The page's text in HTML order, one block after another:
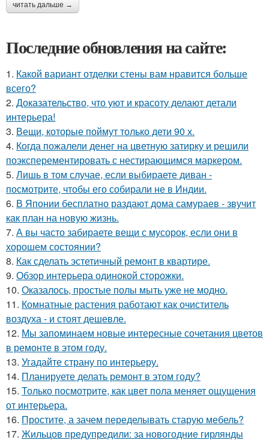
читать дальше →
Последние обновления на сайте:
1. Какой вариант отделки стены вам нравится больше
всего?
2. Доказательство, что уют и красоту делают детали
интерьера!
3. Вещи, которые поймут только дети 90 х.
4. Когда пожалели денег на цветную затирку и решили
поэксперементировать с нестирающимся маркером.
5. Лишь в том случае, если выбираете диван -
посмотрите, чтобы его собирали не в Индии.
6. В Японии бесплатно раздают дома самураев - звучит
как план на новую жизнь.
7. А вы часто забираете вещи с мусорок, если они в
хорошем состоянии?
8. Как сделать эстетичный ремонт в квартире.
9. Обзор интерьера одинокой сторожки.
10. Оказалось, простые полы мыть уже не модно.
11. Комнатные растения работают как очиститель
воздуха - и стоят дешевле.
12. Мы запоминаем новые интересные сочетания цветов
в ремонте в этом году.
13. Угадайте страну по интерьеру.
14. Планируете делать ремонт в этом году?
15. Только посмотрите, как цвет пола меняет ощущения
от интерьера.
16. Простите, а зачем переделывать старую мебель?
17. Жильцов предупредили: за новогодние гирлянды